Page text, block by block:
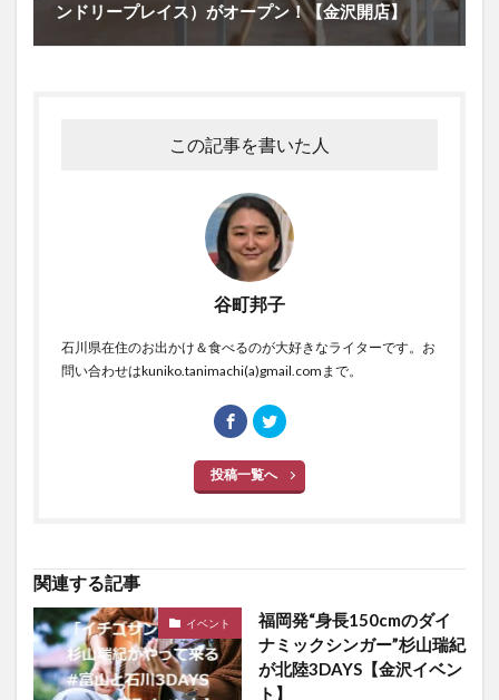
ンドリープレイス）がオープン！【金沢開店】
この記事を書いた人
谷町邦子
石川県在住のお出かけ＆食べるのが大好きなライターです。お
問い合わせはkuniko.tanimachi(a)gmail.comまで。
投稿一覧へ
関連する記事
イベント
福岡発“身長150cmのダイ
ナミックシンガー”杉山瑞紀
が北陸3DAYS【金沢イベン
ト】